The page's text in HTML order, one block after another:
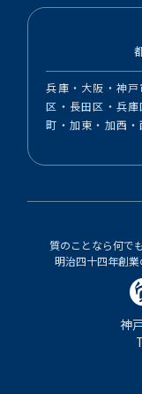
兵庫・大阪・神
区・長田区・兵
町・加東・加西
質のことなら何で
明治四十四年創業
神